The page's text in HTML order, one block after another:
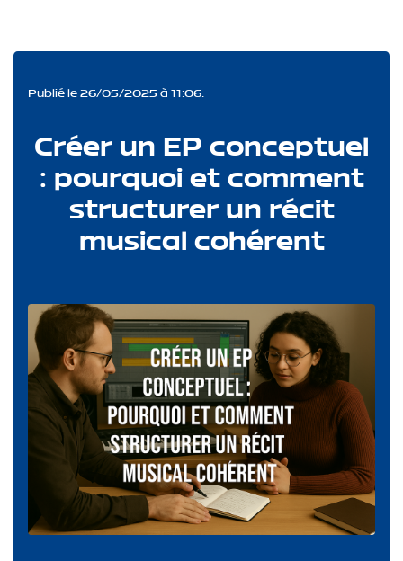
Publié le 26/05/2025 à 11:06.
Créer un EP conceptuel
: pourquoi et comment
structurer un récit
musical cohérent